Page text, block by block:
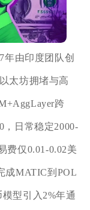
年由印度团队创
太坊拥堵与高
跨
，日常稳定2000-
费仅0.01-0.02美
成MATIC到POL
型引入2%年通